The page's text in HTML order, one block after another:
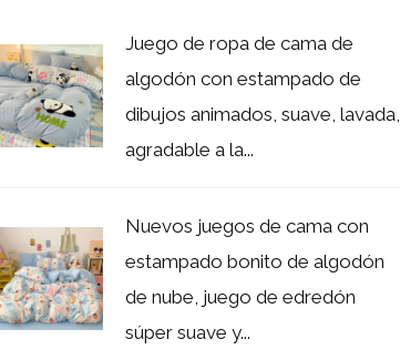
Juego de ropa de cama de
algodón con estampado de
dibujos animados, suave, lavada,
agradable a la...
Nuevos juegos de cama con
estampado bonito de algodón
de nube, juego de edredón
súper suave y...